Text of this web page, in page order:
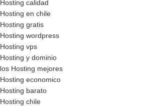
Hosting calidad
Hosting en chile
Hosting gratis
Hosting wordpress
Hosting vps
Hosting y dominio
los Hosting mejores
Hosting economico
Hosting barato
Hosting chile